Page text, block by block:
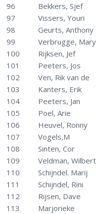
96
Bekkers, Sjef
97
Vissers, Youri
98
Geurts, Anthony
99
Verbrugge, Mary
100
Rijksen, Jef
101
Peeters, Jos
102
Ven, Rik van de
103
Kanters, Erik
104
Peeters, Jan
105
Poel, Arie
106
Heuvel, Ronny
107
Vogels,M
108
Sinten, Cor
109
Veldman, Wilbert
110
Schijndel. Marij
111
Schijndel, Rini
112
Rijsen, Dave
113
Marjorieke